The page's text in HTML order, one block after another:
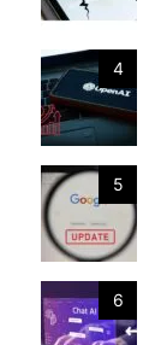
4
5
6